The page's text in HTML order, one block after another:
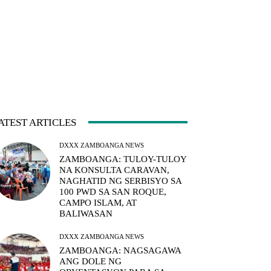
ARTICLES
DXXX ZAMBOANGA NEWS
ZAMBOANGA: TULOY-TULOY
NA KONSULTA CARAVAN,
NAGHATID NG SERBISYO SA
100 PWD SA SAN ROQUE,
CAMPO ISLAM, AT
BALIWASAN
DXXX ZAMBOANGA NEWS
ZAMBOANGA: NAGSAGAWA
ANG DOLE NG